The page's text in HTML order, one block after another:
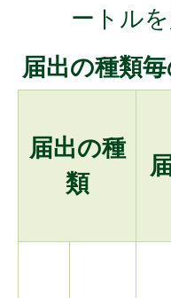
ートル
届出の種類
届出の種
類